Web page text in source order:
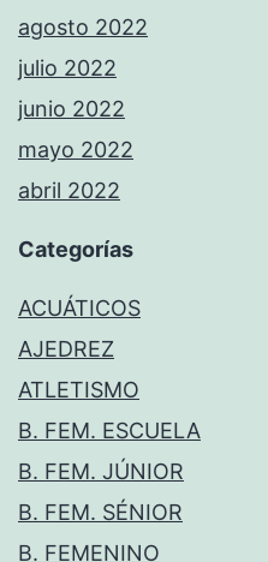
agosto 2022
julio 2022
junio 2022
mayo 2022
abril 2022
Categorías
ACUÁTICOS
AJEDREZ
ATLETISMO
B. FEM. ESCUELA
B. FEM. JÚNIOR
B. FEM. SÉNIOR
B. FEMENINO